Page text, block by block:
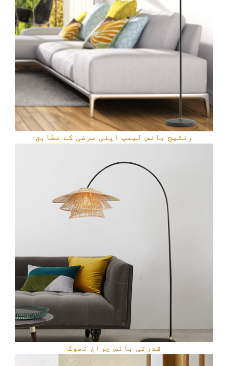
ونٹیج بانس لیمپ اپنی مرضی کے مطابق
قدرتی بانس چراغ تھوک